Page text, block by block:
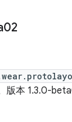
版本 1.3.0-